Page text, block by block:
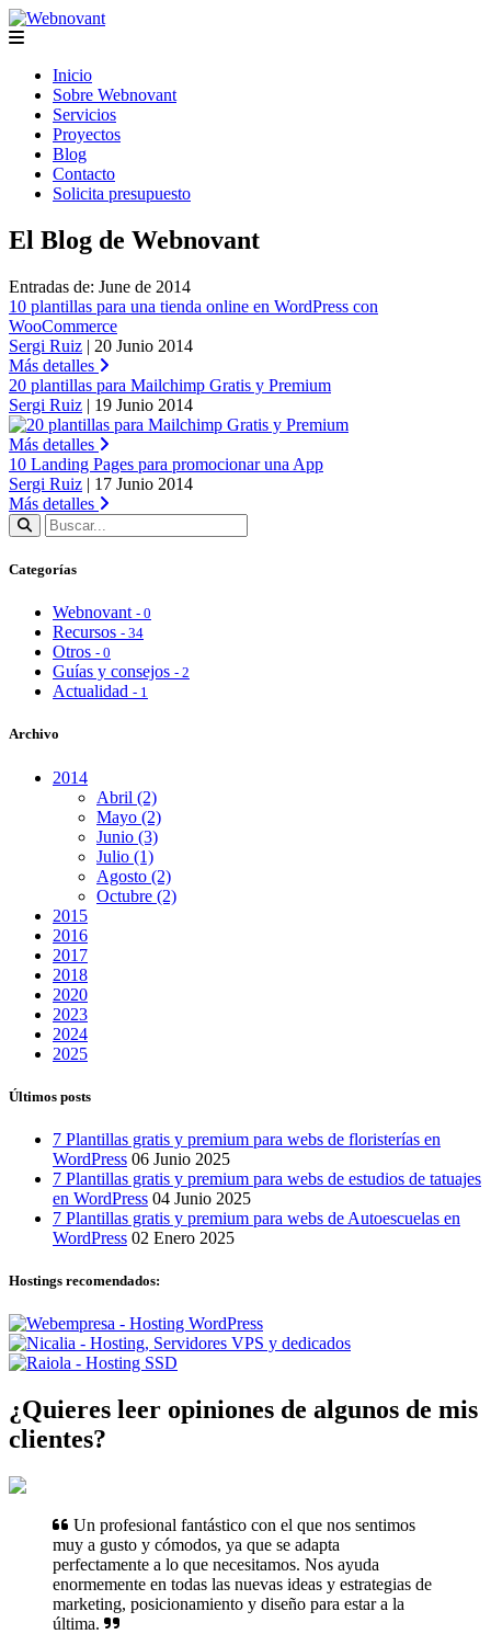
Inicio
Sobre Webnovant
Servicios
Proyectos
Blog
Contacto
Solicita presupuesto
El Blog de Webnovant
Entradas de: June de 2014
10 plantillas para una tienda online en WordPress con
WooCommerce
Sergi Ruiz | 20 Junio 2014
Más detalles
20 plantillas para Mailchimp Gratis y Premium
Sergi Ruiz | 19 Junio 2014
Más detalles
10 Landing Pages para promocionar una App
Sergi Ruiz | 17 Junio 2014
Más detalles
Categorías
Webnovant - 0
Recursos - 34
Otros - 0
Guías y consejos - 2
Actualidad - 1
Archivo
2014
Abril (2)
Mayo (2)
Junio (3)
Julio (1)
Agosto (2)
Octubre (2)
2015
2016
2017
2018
2020
2023
2024
2025
Últimos posts
7 Plantillas gratis y premium para webs de floristerías en
WordPress 06 Junio 2025
7 Plantillas gratis y premium para webs de estudios de tatuajes
en WordPress 04 Junio 2025
7 Plantillas gratis y premium para webs de Autoescuelas en
WordPress 02 Enero 2025
Hostings recomendados:
¿Quieres leer opiniones de algunos de mis
clientes?
Un profesional fantástico con el que nos sentimos
muy a gusto y cómodos, ya que se adapta
perfectamente a lo que necesitamos. Nos ayuda
enormemente en todas las nuevas ideas y estrategias de
marketing, posicionamiento y diseño para estar a la
última.